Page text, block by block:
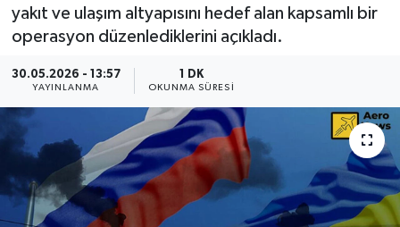
yakıt ve ulaşım altyapısını hedef alan kapsamlı bir
operasyon düzenlediklerini açıkladı.
30.05.2026 - 13:57
YAYINLANMA
1 DK
OKUNMA SÜRESI